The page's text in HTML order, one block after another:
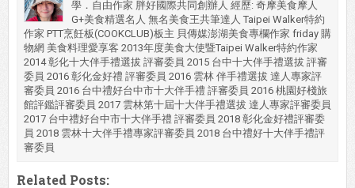
學．自由作家 胖好國際共同創辦人 經歷: 奇摩美食摩人
G+美食精選名人 無名美食王共筆達人 Taipei Walker特約
作家 PTT烹飪板(COOKCLUB)板主 貝傳媒澎湖美食專欄作家 friday 購
物網 美食料理愛享客 2013年度美食大使暨Taipei Walker特約作家
2014 彰化十大伴手禮選拔 評審委員 2015 台中十大伴手禮選拔 評審
委員 2016 彰化金好禮 評審委員 2016 雲林 伴手禮選拔 達人專家評
審委員 2016 台中禮好台中市十大伴手禮 評審委員 2016 桃園好棧旅
館評鑑評審委員 2017 雲林第十屆十大伴手禮選拔 達人專家評審委員
2017 台中禮好台中市十大伴手禮 評審委員 2018 彰化金好禮評審委
員 2018 雲林十大伴手禮專家評審委員 2018 台中禮好十大伴手禮評
審委員
Related Posts: